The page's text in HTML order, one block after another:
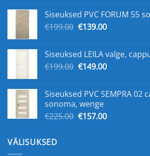
€175.00.€125.00.
Siseuksed PVC FORUM 55
€199.00 Original
€199.00.
€139.00Current
€139.00.
Siseuksed LEILA valge,
€199.00 Original
€199.00.
€149.00Current
€149.00.
Siseuksed PVC SEMPRA 02
sonoma, wenge
€225.00 Original
€157.00Current
VÄLISUKSED